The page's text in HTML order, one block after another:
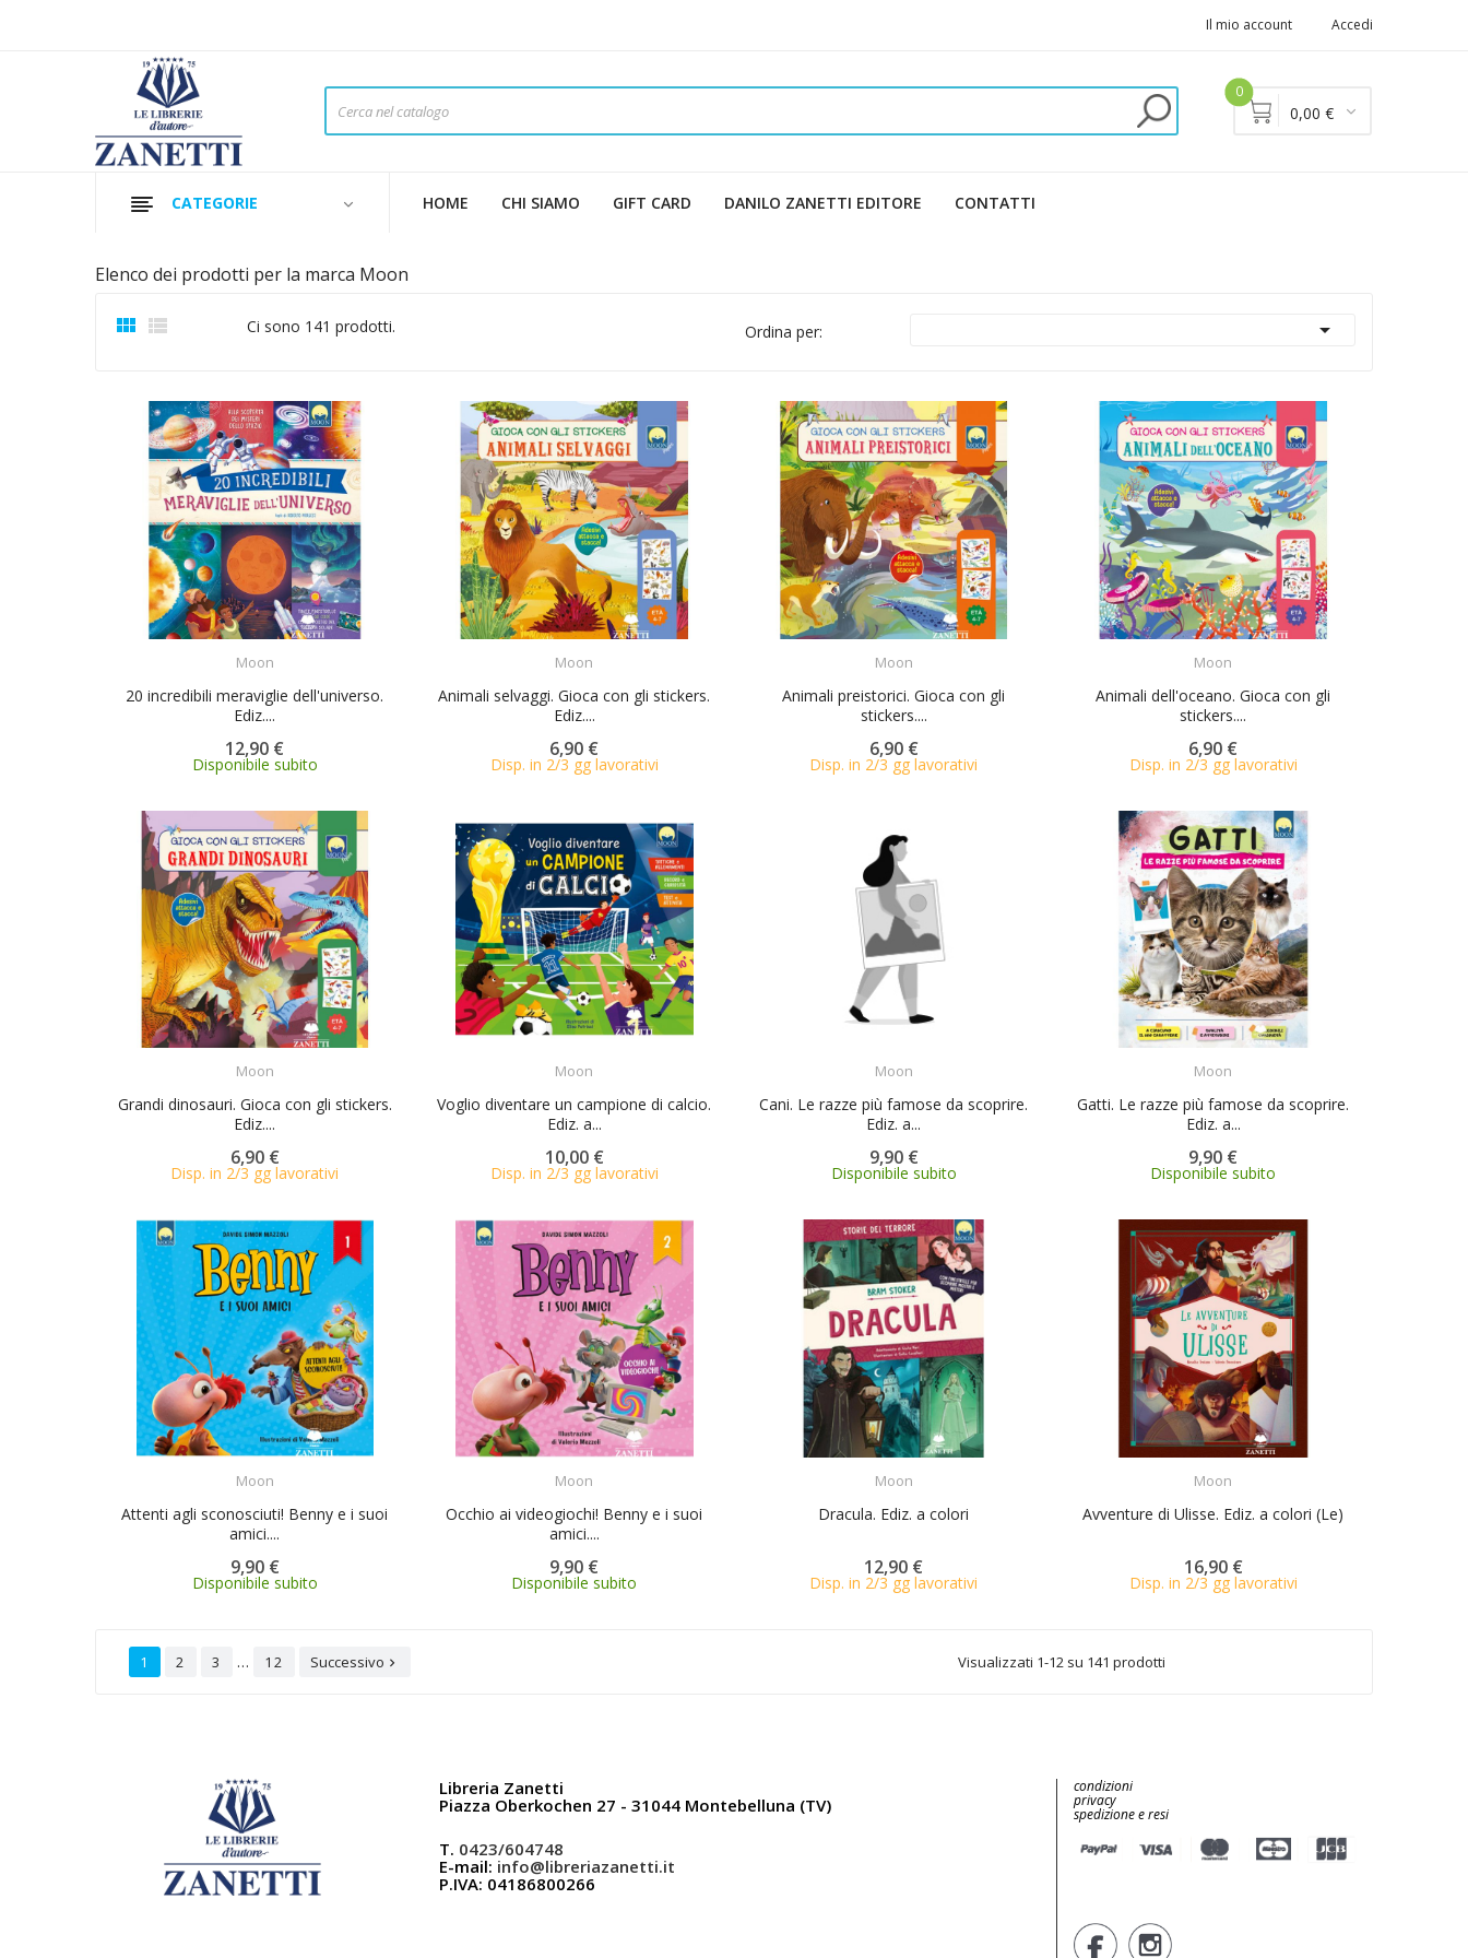
Il mio account Accedi
0
0,00 €
CATEGORIE HOME CHI SIAMO GIFT CARD DANILO ZANETTI EDITORE CONTATTI
Elenco dei prodotti per la marca Moon
  Ci sono 141 prodotti. Ordina per: 
Moon
20 incredibili meraviglie dell'universo.
Ediz....
12,90 €
Disponibile subito
Moon
Animali selvaggi. Gioca con gli stickers.
Ediz....
6,90 €
Disp. in 2/3 gg lavorativi
Moon
Animali preistorici. Gioca con gli
stickers....
6,90 €
Disp. in 2/3 gg lavorativi
Moon
Animali dell'oceano. Gioca con gli
stickers....
6,90 €
Disp. in 2/3 gg lavorativi
Moon
Grandi dinosauri. Gioca con gli stickers.
Ediz....
6,90 €
Disp. in 2/3 gg lavorativi
Moon
Voglio diventare un campione di calcio.
Ediz. a...
10,00 €
Disp. in 2/3 gg lavorativi
Moon
Cani. Le razze più famose da scoprire.
Ediz. a...
9,90 €
Disponibile subito
Moon
Gatti. Le razze più famose da scoprire.
Ediz. a...
9,90 €
Disponibile subito
Moon
Attenti agli sconosciuti! Benny e i suoi
amici....
9,90 €
Disponibile subito
Moon
Occhio ai videogiochi! Benny e i suoi
amici....
9,90 €
Disponibile subito
Moon
Dracula. Ediz. a colori
12,90 €
Disp. in 2/3 gg lavorativi
Moon
Avventure di Ulisse. Ediz. a colori (Le)
16,90 €
Disp. in 2/3 gg lavorativi
1 2 3 … 12 Successivo  Visualizzati 1-12 su 141 prodotti
Libreria Zanetti
Piazza Oberkochen 27 - 31044 Montebelluna (TV)
T. 0423/604748
E-mail: info@libreriazanetti.it
P.IVA: 04186800266
condizioni
privacy
spedizione e resi